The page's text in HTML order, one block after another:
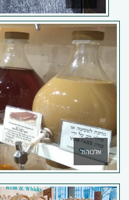
אלכוהול